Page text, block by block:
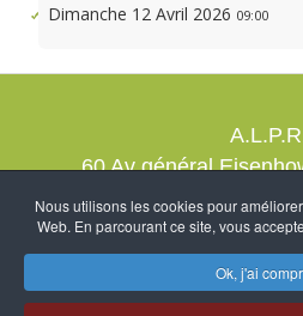
Nous utilisons les cookies pour
Web. En parcourant ce site, vous
Ok, j'ai
Dimanche 12 Avril 2026 09:00
60 Av général
Nous
Mention légales-